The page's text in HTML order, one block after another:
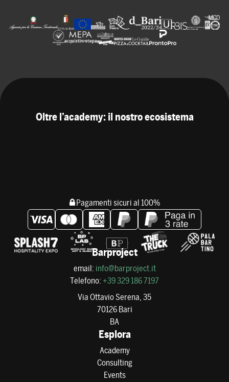
Oltre l’academy: il nostro ecosistema
Pagamenti sicuri al 100%
Barproject
email: info@barproject.it
Telefono: +39 329 186 7197
Via Ottavio Serena, 35
70126 Bari
BA
Esplora
Academy
Consulting
Events